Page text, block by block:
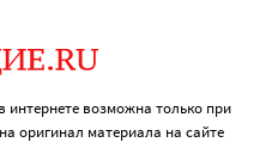
интернете возможна только при
оригинал материала на сайте